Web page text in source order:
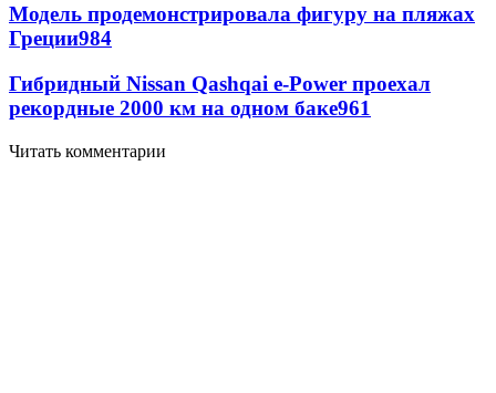
Модель продемонстрировала фигуру на пляжах
Греции984
Гибридный Nissan Qashqai e-Power проехал
рекордные 2000 км на одном баке961
Читать комментарии